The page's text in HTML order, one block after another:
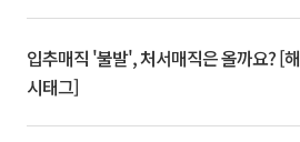
입추매직 '불발', 처서매직은 올까요? [해
시태그]